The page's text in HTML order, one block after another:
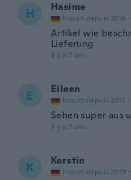
H Hasime
Inscrit depuis 2016 ·
Artikel wie
Lieferung
il y a 7 ans
E Eileen
Inscrit depuis 2017 ·
Sehen super aus
il y a 7 ans
K Kerstin
Inscrit depuis 2019 ·